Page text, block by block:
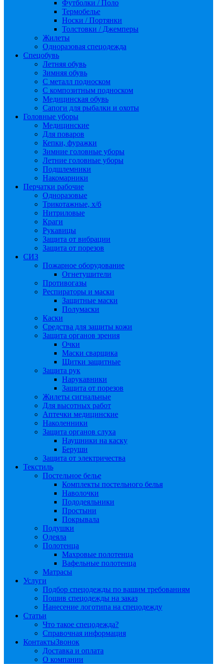
Футболки / Поло
Термобелье
Носки / Портянки
Толстовки / Джемперы
Жилеты
Одноразовая спецодежда
Спецобувь
Летняя обувь
Зимняя обувь
С металл подноском
С композитным подноском
Медицинская обувь
Сапоги для рыбалки и охоты
Головные уборы
Медицинские
Для поваров
Кепки, фуражки
Зимние головные уборы
Летние головные уборы
Подшлемники
Накомарники
Перчатки рабочие
Одноразовые
Трикотажные, х/б
Нитриловые
Краги
Рукавицы
Защита от вибрации
Защита от порезов
СИЗ
Пожарное оборудование
Огнетушители
Противогазы
Респираторы и маски
Защитные маски
Полумаски
Каски
Средства для защиты кожи
Защита органов зрения
Очки
Маски сварщика
Щитки защитные
Защита рук
Нарукавники
Защита от порезов
Жилеты сигнальные
Для высотных работ
Аптечки медицинские
Наколенники
Защита органов слуха
Наушники на каску
Беруши
Защита от электричества
Текстиль
Постельное белье
Комплекты постельного белья
Наволочки
Пододеяльники
Простыни
Покрывала
Подушки
Одеяла
Полотенца
Махровые полотенца
Вафельные полотенца
Матрасы
Услуги
Подбор спецодежды по вашим требованиям
Пошив спецодежды на заказ
Нанесение логотипа на спецодежду
Статьи
Что такое спецодежда?
Справочная информация
КонтактыЗвонок
Доставка и оплата
О компании